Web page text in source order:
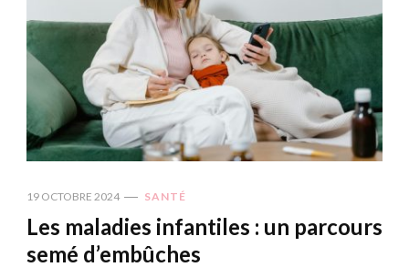
19 OCTOBRE 2024 SANTÉ
Les maladies infantiles : un parcours
semé d’embûches